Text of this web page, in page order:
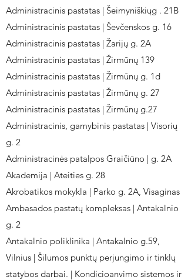
Administracinis pastatas | Šeimyniškiųg . 21B
Administracinis pastatas | Ševčenskos g. 16
Administracinis pastatas | Žarijų g. 2A
Administracinis pastatas | Žirmūnų 139
Administracinis pastatas | Žirmūnų g. 1d
Administracinis pastatas | Žirmūnų g. 27
Administracinis pastatas | Žirmūnų g.27
Administracinis, gamybinis pastatas | Visorių
g. 2
Administracinės patalpos Graičiūno | g. 2A
Akademija | Ateities g. 28
Akrobatikos mokykla | Parko g. 2A, Visaginas
Ambasados pastatų kompleksas | Antakalnio
g. 2
Antakalnio poliklinika | Antakalnio g.59,
Vilnius | Šilumos punktų perjungimo ir tinklų
statybos darbai. | Kondicioanvimo sistemos ir